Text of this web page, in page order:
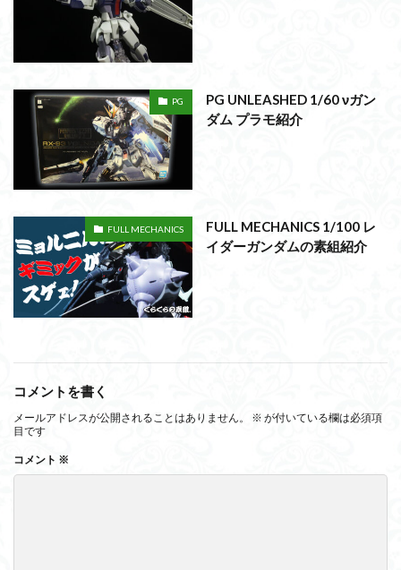
PG
PG UNLEASHED 1/60 νガン
ダム プラモ紹介
FULL MECHANICS
FULL MECHANICS 1/100 レ
イダーガンダムの素組紹介
コメントを書く
メールアドレスが公開されることはありません。 ※ が付いている欄は必須項
目です
コメント ※